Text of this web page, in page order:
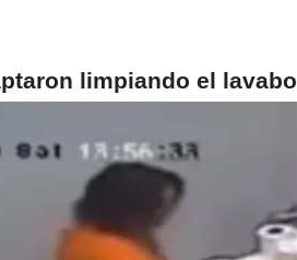
limpiando el lavabo